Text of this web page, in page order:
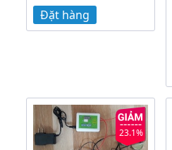
Đặt hàng
23.1%